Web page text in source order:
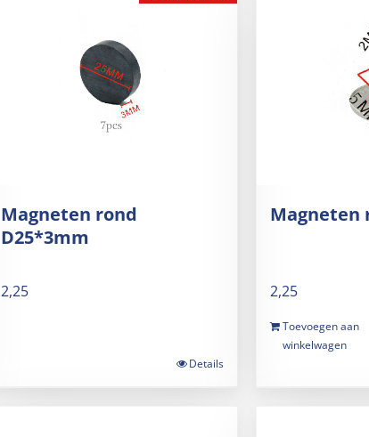
Magneten rond
D25*3mm
2,25
Details
Magneten
2,25
Toevoegen aan
winkelwagen